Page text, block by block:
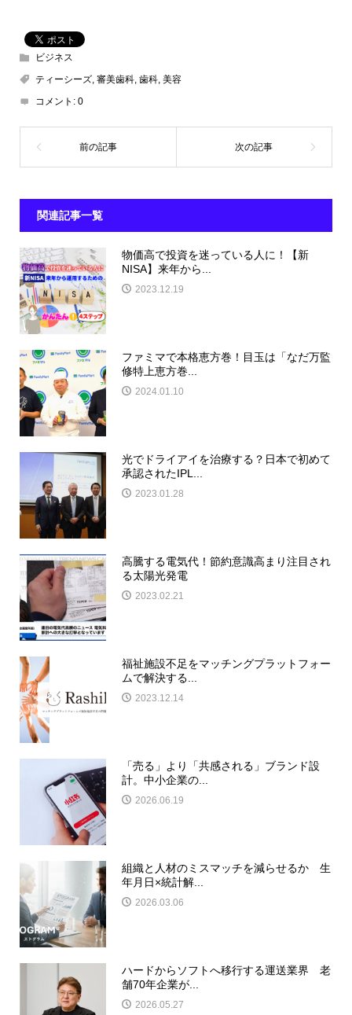
ビジネス
ティーシーズ, 審美歯科, 歯科, 美容
コメント: 0
関連記事一覧
物価高で投資を迷っている人に！【新
NISA】来年から...
2023.12.19
ファミマで本格恵方巻！目玉は「なだ万監
修特上恵方巻...
2024.01.10
光でドライアイを治療する？日本で初めて
承認されたIPL...
2023.01.28
高騰する電気代！節約意識高まり注目され
る太陽光発電
2023.02.21
福祉施設不足をマッチングプラットフォー
ムで解決する...
2023.12.14
「売る」より「共感される」ブランド設
計。中小企業の...
2026.06.19
組織と人材のミスマッチを減らせるか 生
年月日×統計解...
2026.03.06
ハードからソフトへ移行する運送業界 老
舗70年企業が...
2026.05.27